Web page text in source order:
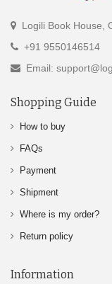
Logili Book House,
+91 9550146514
Email:
Shopping Guide
How to buy
FAQs
Payment
Shipment
Where is my order?
Return policy
Information